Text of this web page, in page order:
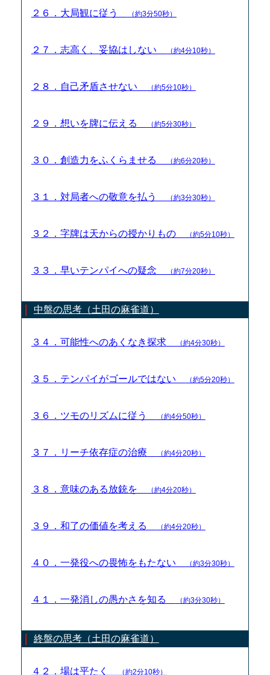
２６．大局観に従う （約3分50秒）
２７．志高く、妥協はしない （約4分10秒）
２８．自己矛盾させない （約5分10秒）
２９．想いを牌に伝える （約5分30秒）
３０．創造力をふくらませる （約6分20秒）
３１．対局者への敬意を払う （約3分30秒）
３２．字牌は天からの授かりもの （約5分10秒）
３３．早いテンパイへの疑念 （約7分20秒）
中盤の思考（土田の麻雀道）
３４．可能性へのあくなき探求 （約4分30秒）
３５．テンパイがゴールではない （約5分20秒）
３６．ツモのリズムに従う （約4分50秒）
３７．リーチ依存症の治療 （約4分20秒）
３８．意味のある放銃を （約4分20秒）
３９．和了の価値を考える （約4分20秒）
４０．一発役への畏怖をもたない （約3分30秒）
４１．一発消しの愚かさを知る （約3分30秒）
終盤の思考（土田の麻雀道）
４２．場は平たく （約2分10秒）